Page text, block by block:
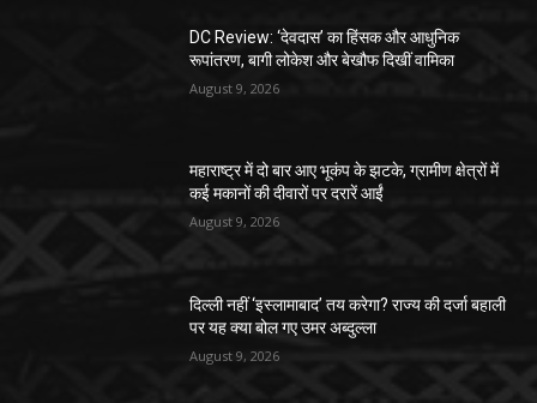
DC Review: ‘देवदास’ का हिंसक और आधुनिक
रूपांतरण, बागी लोकेश और बेखौफ दिखीं वामिका
August 9, 2026
महाराष्ट्र में दो बार आए भूकंप के झटके, ग्रामीण क्षेत्रों में
कई मकानों की दीवारों पर दरारें आईं
August 9, 2026
दिल्ली नहीं ‘इस्लामाबाद’ तय करेगा? राज्य की दर्जा बहाली
पर यह क्या बोल गए उमर अब्दुल्ला
August 9, 2026